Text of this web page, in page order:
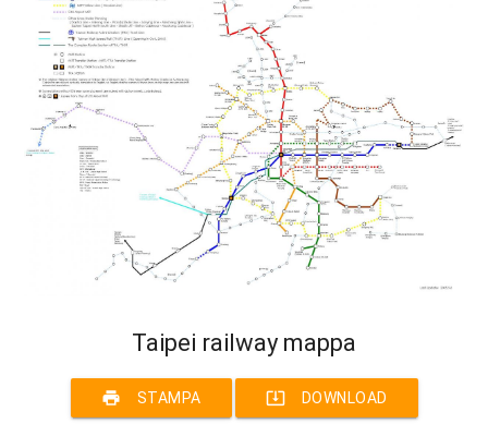
Taipei railway mappa
print STAMPA system_update_alt DOWNLOAD